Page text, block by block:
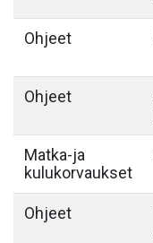
Ohjeet
Ohjeet
Matka-ja
kulukorvaukset
Ohjeet